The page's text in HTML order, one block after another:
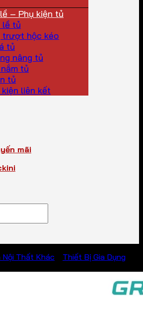
– Phụ kiện tủ
lề tủ
trượt hộc kéo
tủ
nâng tủ
tủ
tủ
kiện liên kết
mãi
Nội Thất Khác
Thiết Bị Gia Dụng